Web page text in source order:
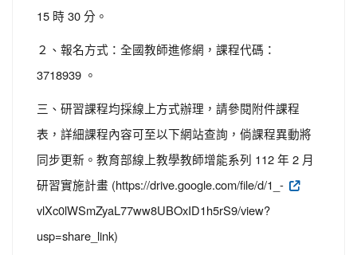
15 時 30 分。
２、報名方式：全國教師進修網，課程代碼：
3718939 。
三、研習課程均採線上方式辦理，請參閱附件課程
表，詳細課程內容可至以下網站查詢，倘課程異動將
同步更新。教育部線上教學教師增能系列 112 年 2 月
研習實施計畫 (https://drive.google.com/file/d/1_-
vlXc0lWSmZyaL77ww8UBOxID1h5rS9/view?
usp=share_link)